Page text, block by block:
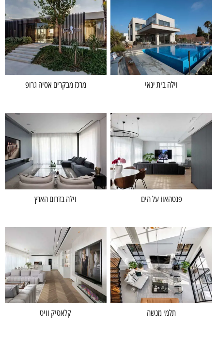
וילה בית ינאי מרכז מבקרים אסיה גרופ
פנטהאוז על הים וילה בדרום הארץ
תלמי מנשה קלאסיק וויט